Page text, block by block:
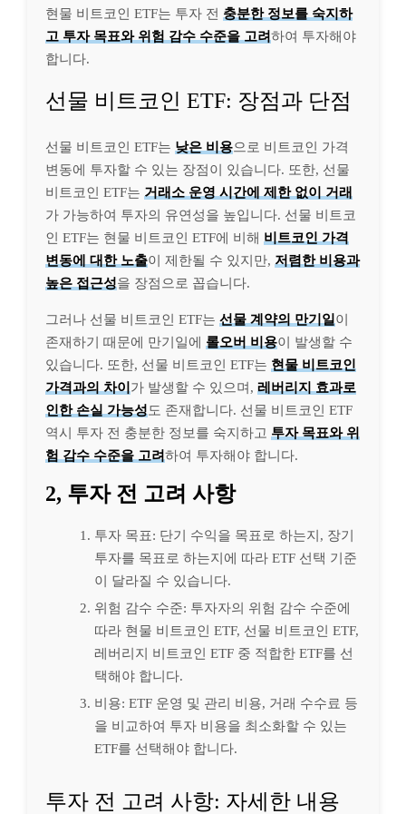
현물 비트코인 ETF는 투자 전 충분한 정보를 숙지하
고 투자 목표와 위험 감수 수준을 고려하여 투자해야
합니다.
선물 비트코인 ETF: 장점과 단점
선물 비트코인 ETF는 낮은 비용으로 비트코인 가격
변동에 투자할 수 있는 장점이 있습니다. 또한, 선물
비트코인 ETF는 거래소 운영 시간에 제한 없이 거래
가 가능하여 투자의 유연성을 높입니다. 선물 비트코
인 ETF는 현물 비트코인 ETF에 비해 비트코인 가격
변동에 대한 노출이 제한될 수 있지만, 저렴한 비용과
높은 접근성을 장점으로 꼽습니다.
그러나 선물 비트코인 ETF는 선물 계약의 만기일 이
존재하기 때문에 만기일에 롤오버 비용이 발생할 수
있습니다. 또한, 선물 비트코인 ETF는 현물 비트코인
가격과의 차이 가 발생할 수 있으며, 레버리지 효과로
인한 손실 가능성도 존재합니다. 선물 비트코인 ETF
역시 투자 전 충분한 정보를 숙지하고 투자 목표와 위
험 감수 수준을 고려하여 투자해야 합니다.
2, 투자 전 고려 사항
투자 목표: 단기 수익을 목표로 하는지, 장기
투자를 목표로 하는지에 따라 ETF 선택 기준
이 달라질 수 있습니다.
위험 감수 수준: 투자자의 위험 감수 수준에
따라 현물 비트코인 ETF, 선물 비트코인 ETF,
레버리지 비트코인 ETF 중 적합한 ETF를 선
택해야 합니다.
비용: ETF 운영 및 관리 비용, 거래 수수료 등
을 비교하여 투자 비용을 최소화할 수 있는
ETF를 선택해야 합니다.
투자 전 고려 사항: 자세한 내용